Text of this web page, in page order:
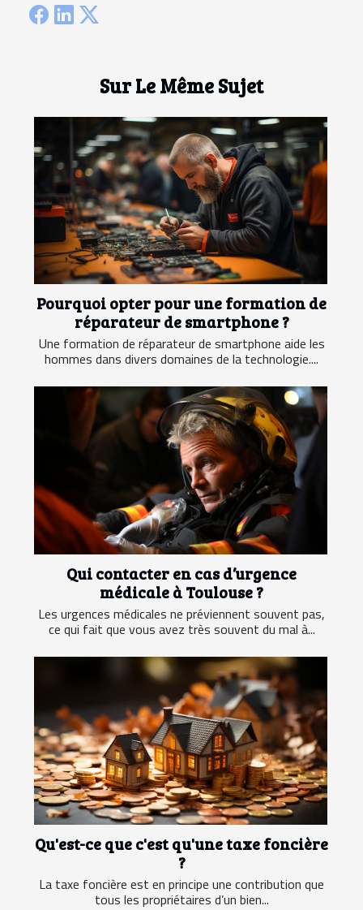
Sur Le Même Sujet
Pourquoi opter pour une formation de
réparateur de smartphone ?
Une formation de réparateur de smartphone aide les
hommes dans divers domaines de la technologie....
Qui contacter en cas d’urgence
médicale à Toulouse ?
Les urgences médicales ne préviennent souvent pas,
ce qui fait que vous avez très souvent du mal à...
Qu'est-ce que c'est qu'une taxe foncière
?
La taxe foncière est en principe une contribution que
tous les propriétaires d’un bien...